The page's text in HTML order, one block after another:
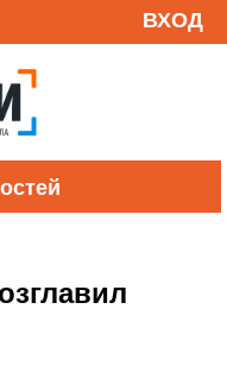
ВХОД